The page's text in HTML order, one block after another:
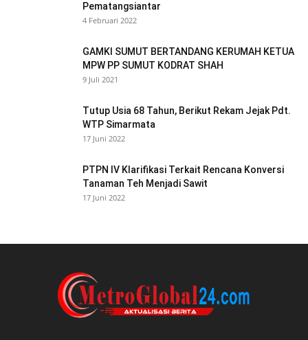
Pematangsiantar
4 Februari 2022
GAMKI SUMUT BERTANDANG KERUMAH KETUA
MPW PP SUMUT KODRAT SHAH
9 Juli 2021
Tutup Usia 68 Tahun, Berikut Rekam Jejak Pdt.
WTP Simarmata
17 Juni 2022
PTPN IV Klarifikasi Terkait Rencana Konversi
Tanaman Teh Menjadi Sawit
17 Juni 2022